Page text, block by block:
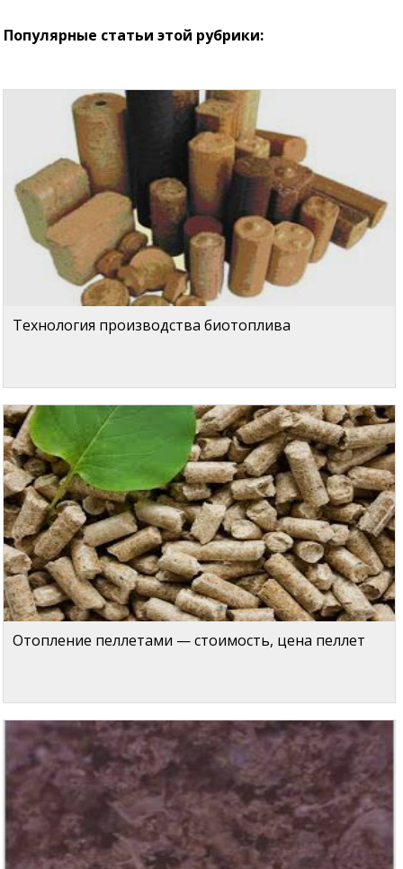
Популярные статьи этой рубрики:
Технология производства биотоплива
Отопление пеллетами — стоимость, цена пеллет